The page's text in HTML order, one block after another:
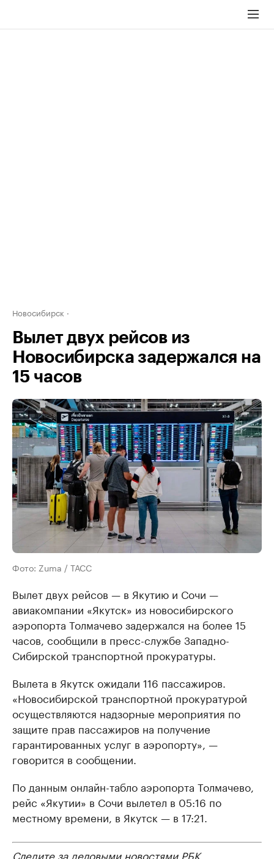
Новосибирск
Вылет двух рейсов из
Новосибирска задержался на
15 часов
Фото: Zuma / ТАСС
Вылет двух рейсов — в Якутию и Сочи —
авиакомпании «Якутск» из новосибирского
аэропорта Толмачево задержался на более 15
часов, сообщили в пресс-службе Западно-
Сибирской транспортной прокуратуры.
Вылета в Якутск ожидали 116 пассажиров.
«Новосибирской транспортной прокуратурой
осуществляются надзорные мероприятия по
защите прав пассажиров на получение
гарантированных услуг в аэропорту», —
говорится в сообщении.
По данным онлайн-табло аэропорта Толмачево,
рейс «Якутии» в Сочи вылетел в 05:16 по
местному времени, в Якутск — в 17:21.
Следите за деловыми новостями РБК